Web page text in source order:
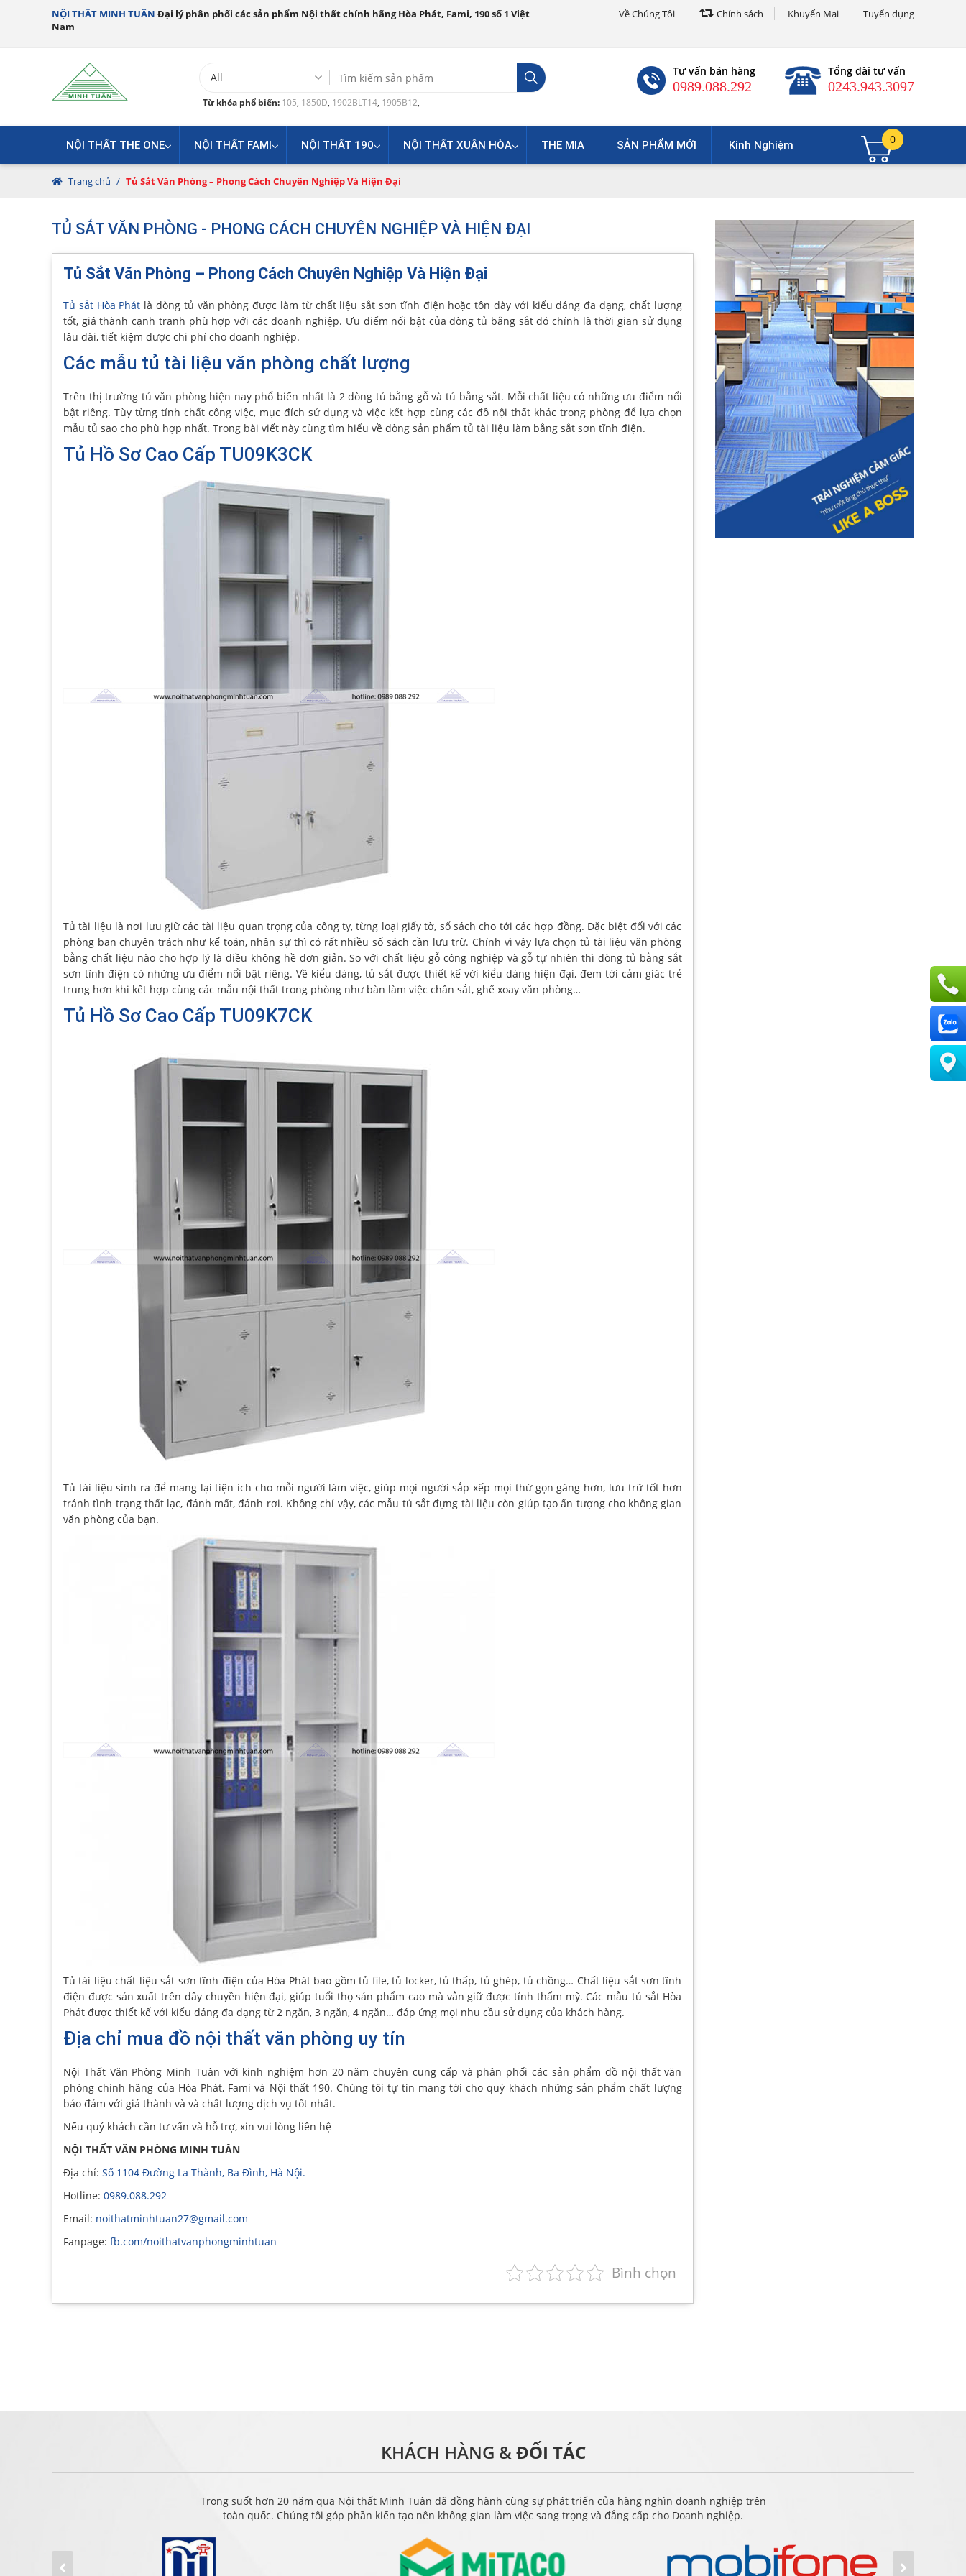
NỘI THẤT MINH TUÂN Đại lý phân phối các sản phẩm Nội thất chính hãng Hòa Phát, Fami, 190 số 1 Việt
Nam
Về Chúng Tôi Chính sách Khuyến Mại Tuyển dụng
for:
Từ khóa phổ biến: 105, 1850D, 1902BLT14, 1905B12,
Tư vấn bán hàng
0989.088.292
Tổng đài tư vấn
0243.943.3097
NỘI THẤT THE ONE NỘI THẤT FAMI NỘI THẤT 190 NỘI THẤT XUÂN HÒA THE MIA SẢN PHẨM MỚI Kinh Nghiệm 0
Trang chủ / Tủ Sắt Văn Phòng – Phong Cách Chuyên Nghiệp Và Hiện Đại
TỦ SẮT VĂN PHÒNG - PHONG CÁCH CHUYÊN NGHIỆP VÀ HIỆN ĐẠI
Tủ Sắt Văn Phòng – Phong Cách Chuyên Nghiệp Và Hiện Đại
Tủ sắt Hòa Phát là dòng tủ văn phòng được làm từ chất liệu sắt sơn tĩnh điện hoặc tôn dày với kiểu dáng đa dạng, chất lượng
tốt, giá thành cạnh tranh phù hợp với các doanh nghiệp. Ưu điểm nổi bật của dòng tủ bằng sắt đó chính là thời gian sử dụng
lâu dài, tiết kiệm được chi phí cho doanh nghiệp.
Các mẫu tủ tài liệu văn phòng chất lượng
Trên thị trường tủ văn phòng hiện nay phổ biến nhất là 2 dòng tủ bằng gỗ và tủ bằng sắt. Mỗi chất liệu có những ưu điểm nổi
bật riêng. Tùy từng tính chất công việc, mục đích sử dụng và việc kết hợp cùng các đồ nội thất khác trong phòng để lựa chọn
mẫu tủ sao cho phù hợp nhất. Trong bài viết này cùng tìm hiểu về dòng sản phẩm tủ tài liệu làm bằng sắt sơn tĩnh điện.
Tủ Hồ Sơ Cao Cấp TU09K3CK
Tủ tài liệu là nơi lưu giữ các tài liệu quan trọng của công ty, từng loại giấy tờ, sổ sách cho tới các hợp đồng. Đặc biệt đối với các
phòng ban chuyên trách như kế toán, nhân sự thì có rất nhiều sổ sách cần lưu trữ. Chính vì vậy lựa chọn tủ tài liệu văn phòng
bằng chất liệu nào cho hợp lý là điều không hề đơn giản. So với chất liệu gỗ công nghiệp và gỗ tự nhiên thì dòng tủ bằng sắt
sơn tĩnh điện có những ưu điểm nổi bật riêng. Về kiểu dáng, tủ sắt được thiết kế với kiểu dáng hiện đại, đem tới cảm giác trẻ
trung hơn khi kết hợp cùng các mẫu nội thất trong phòng như bàn làm việc chân sắt, ghế xoay văn phòng…
Tủ Hồ Sơ Cao Cấp TU09K7CK
Tủ tài liệu sinh ra để mang lại tiện ích cho mỗi người làm việc, giúp mọi người sắp xếp mọi thứ gọn gàng hơn, lưu trữ tốt hơn
tránh tình trạng thất lạc, đánh mất, đánh rơi. Không chỉ vậy, các mẫu tủ sắt đựng tài liệu còn giúp tạo ấn tượng cho không gian
văn phòng của bạn.
Tủ tài liệu chất liệu sắt sơn tĩnh điện của Hòa Phát bao gồm tủ file, tủ locker, tủ thấp, tủ ghép, tủ chồng… Chất liệu sắt sơn tĩnh
điện được sản xuất trên dây chuyền hiện đại, giúp tuổi thọ sản phẩm cao mà vẫn giữ được tính thẩm mỹ. Các mẫu tủ sắt Hòa
Phát được thiết kế với kiểu dáng đa dạng từ 2 ngăn, 3 ngăn, 4 ngăn… đáp ứng mọi nhu cầu sử dụng của khách hàng.
Địa chỉ mua đồ nội thất văn phòng uy tín
Nội Thất Văn Phòng Minh Tuân với kinh nghiệm hơn 20 năm chuyên cung cấp và phân phối các sản phẩm đồ nội thất văn
phòng chính hãng của Hòa Phát, Fami và Nội thất 190. Chúng tôi tự tin mang tới cho quý khách những sản phẩm chất lượng
bảo đảm với giá thành và và chất lượng dịch vụ tốt nhất.
Nếu quý khách cần tư vấn và hỗ trợ, xin vui lòng liên hệ
NỘI THẤT VĂN PHÒNG MINH TUÂN
Địa chỉ: Số 1104 Đường La Thành, Ba Đình, Hà Nội.
Hotline: 0989.088.292
Email: noithatminhtuan27@gmail.com
Fanpage: fb.com/noithatvanphongminhtuan
Bình chọn
KHÁCH HÀNG &ĐỐI TÁC
Trong suốt hơn 20 năm qua Nội thất Minh Tuân đã đồng hành cùng sự phát triển của hàng nghìn doanh nghiệp trên
toàn quốc. Chúng tôi góp phần kiến tạo nên không gian làm việc sang trọng và đẳng cấp cho Doanh nghiệp.